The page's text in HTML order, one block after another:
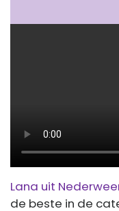
Lana uit
de beste in de